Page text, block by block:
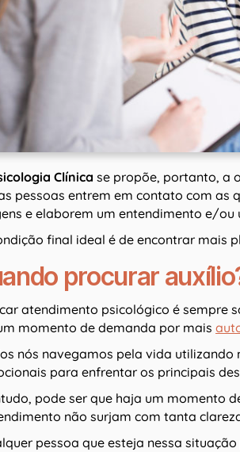
Clínica se propõe, portanto, a
pessoas entrem em contato com as
e elaborem um entendimento e/ou
final ideal é de encontrar mais
procurar
atendimento psicológico é sempre
momento de demanda por mais
nós navegamos pela vida
para enfrentar os principais
pode ser que haja um momento
não surjam com tanta
pessoa que esteja nessa